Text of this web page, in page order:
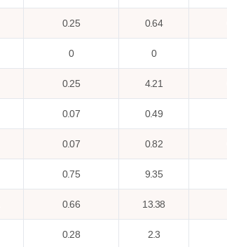
0.25 0.64
0 0
0.25 4.21
0.07 0.49
0.07 0.82
0.75 9.35
0.66 13.38
0.28 2.3